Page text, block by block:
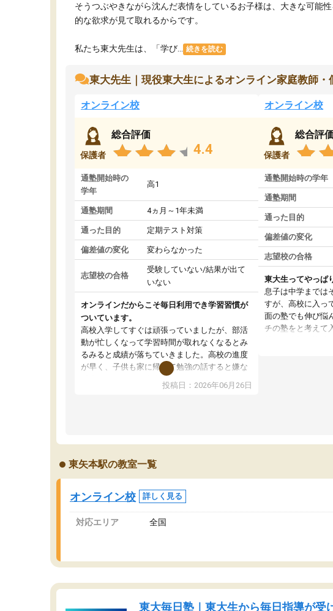
そうつぶやきながら沈んだ表情をしているお子様は、大きな可能
的な欲求が見て取れるからです。
私たち東大先生は、「学び... 続きを読む
東大先生｜現役東大生によるオンライン家庭教師・
オンライン校
保護者
総合評価
4.4
通塾開始時の
学年
高1
通塾期間 4ヵ月～1年未満
通った目的 定期テスト対策
偏差値の変化 変わらなかった
志望校の合格
受験していない/結果が出て
いない
オンラインだからこそ毎日利用でき学習習慣が
ついています。
高校入学してすぐは頑張っていましたが、部活
動が忙しくなって学習時間が取れなくなるとみ
るみると成績が落ちていきました。高校の進度
が早く、子供も家に帰って勉強の話すると嫌な
反応を示します。東大先生にお願いしてからは
効率的な計画を先生が立ててくれるので、親と
投稿日：2026年06月26日
オンライン校
保護者
総合評
通塾開始時の学年
通塾期間
通った目的
偏差値の変化
志望校の合格
東大生ってやっぱ
息子は中学までは
すが、高校に入っ
面の塾でも伸び悩
チの塾をと考えて
望で、当初は模試
いたのですが、
東矢本駅の教室一覧
オンライン校 詳しく見る
対応エリア 全国
東大毎日塾｜東大生から毎日指導が受